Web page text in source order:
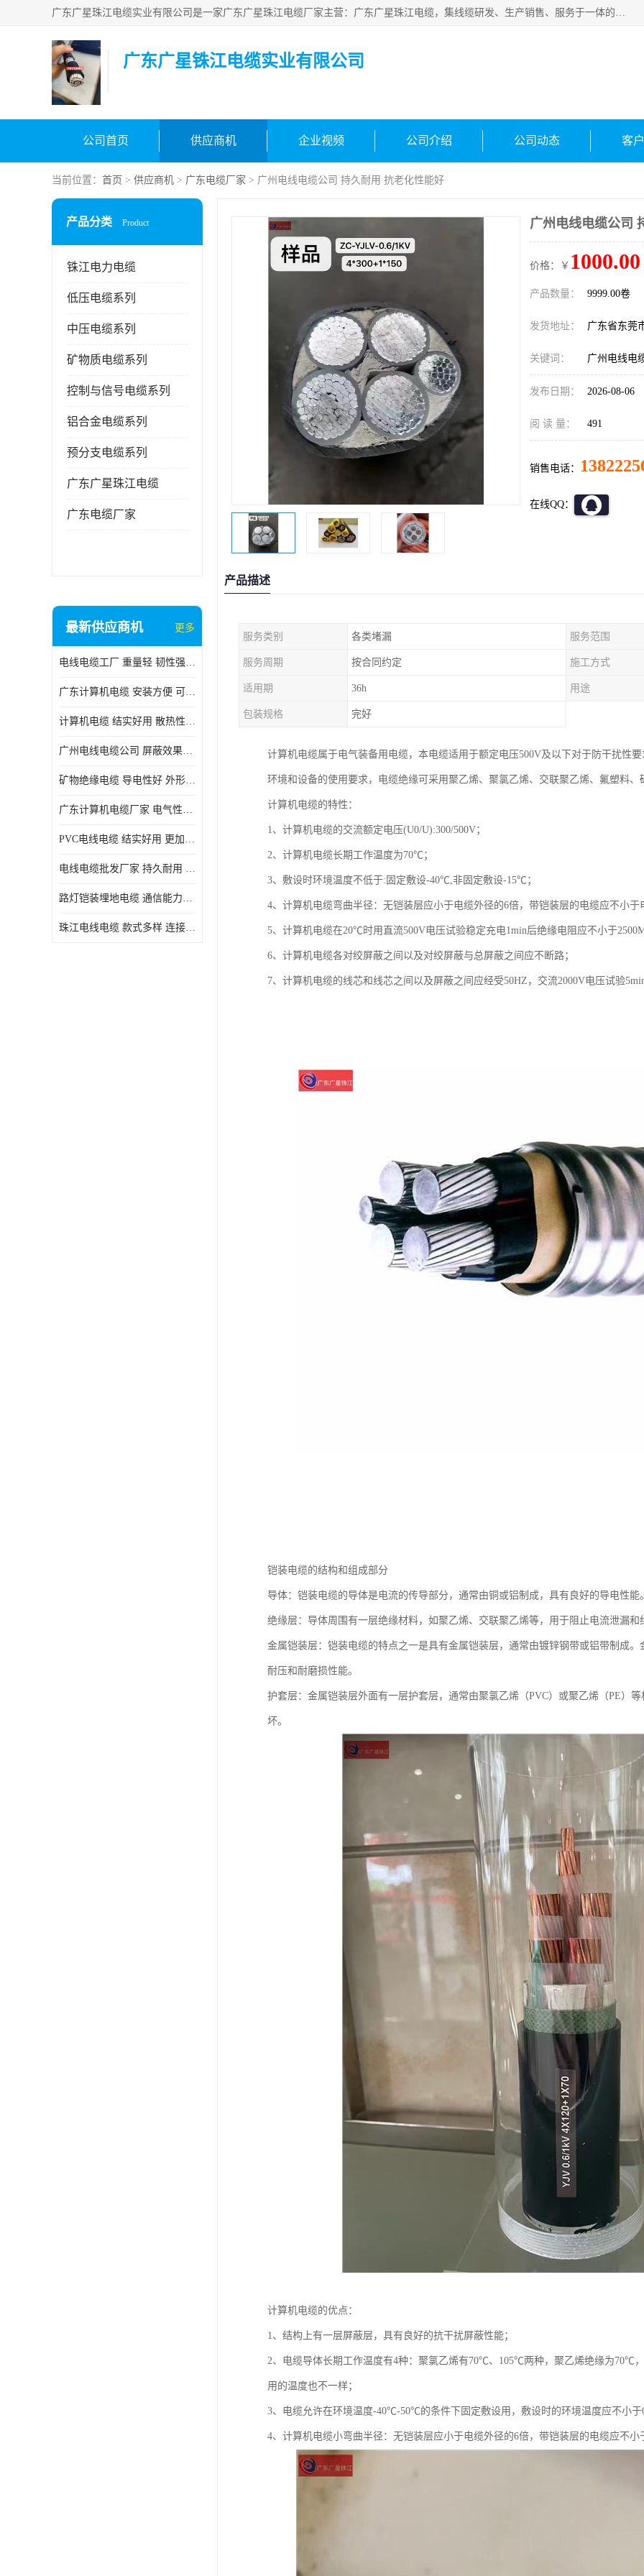
广东广星珠江电缆实业有限公司是一家广东广星珠江电缆厂家主营：广东广星珠江电缆，集线缆研发、生产销售、服务于一体的生产企业。公司自创立以来，确立了“广星珠江电缆，您的一站式采购”的战略发展口号，明确了将广星珠江打造成“线缆产品种类覆盖较广较全、质量较优、服务较好的大型综合性*化生产企业”的发展目标。
广东广星铢江电缆实业有限公司
公司首页 供应商机 企业视频 公司介绍 公司动态 客
当前位置： 首页 > 供应商机 > 广东电缆厂家 > 广州电线电缆公司 持久耐用 抗老化性能好
产品分类 Product
铢江电力电缆
低压电缆系列
中压电缆系列
矿物质电缆系列
控制与信号电缆系列
铝合金电缆系列
预分支电缆系列
广东广星珠江电缆
广东电缆厂家
最新供应商机 更多
电线电缆工厂 重量轻 韧性强 体积小 连接简单
广东计算机电缆 安装方便 可随意弯曲折叠
计算机电缆 结实好用 散热性良好
广州电线电缆公司 屏蔽效果良好 拆卸安装方便
矿物绝缘电缆 导电性好 外形美观大方
广东计算机电缆厂家 电气性能稳定 外形美观大方
PVC电线电缆 结实好用 更加省时省力
电线电缆批发厂家 持久耐用 铜芯含量高
路灯铠装埋地电缆 通信能力强 受外界干扰小
珠江电线电缆 款式多样 连接可靠安全
广州电线电缆公司
价格：￥ 1000.00
产品数量： 9999.00卷
发货地址： 广东省东莞
关键词： 广州电线电
发布日期： 2026-08-06
阅 读 量： 491
销售电话：
在线QQ：
产品描述
服务类别 各类堵漏 服务范围
服务周期 按合同约定 施工方式
适用期 36h 用途
包装规格 完好
计算机电缆属于电气装备用电缆，本电缆适用于额定电压500V及以下对于防干扰性
环境和设备的使用要求，电缆绝缘可采用聚乙烯、聚氯乙烯、交联聚乙烯、氟塑料、
计算机电缆的特性：
1、计算机电缆的交流额定电压(U0/U):300/500V；
2、计算机电缆长期工作温度为70℃；
3、敷设时环境温度不低于:固定敷设-40℃,非固定敷设-15℃；
4、计算机电缆弯曲半径：无铠装层应小于电缆外径的6倍，带铠装层的电缆应不小于
5、计算机电缆在20℃时用直流500V电压试验稳定充电1min后绝缘电阻应不小于
6、计算机电缆各对绞屏蔽之间以及对绞屏蔽与总屏蔽之间应不断路；
7、计算机电缆的线芯和线芯之间以及屏蔽之间应经受50HZ，交流2000V电压试验
铠装电缆的结构和组成部分
导体：铠装电缆的导体是电流的传导部分，通常由铜或铝制成，具有良好的导电性能
绝缘层：导体周围有一层绝缘材料，如聚乙烯、交联聚乙烯等，用于阻止电流泄漏和
金属铠装层：铠装电缆的特点之一是具有金属铠装层，通常由镀锌钢带或铝带制成
耐压和耐磨损性能。
护套层：金属铠装层外面有一层护套层，通常由聚氯乙烯（PVC）或聚乙烯（PE）
坏。
计算机电缆的优点：
1、结构上有一层屏蔽层，具有良好的抗干扰屏蔽性能；
2、电缆导体长期工作温度有4种：聚氯乙烯有70℃、105℃两种，聚乙烯绝缘为70℃
用的温度也不一样；
3、电缆允许在环境温度-40℃-50℃的条件下固定敷设用，敷设时的环境温度应不小
4、计算机电缆小弯曲半径：无铠装层应小于电缆外径的6倍，带铠装层的电缆应不小